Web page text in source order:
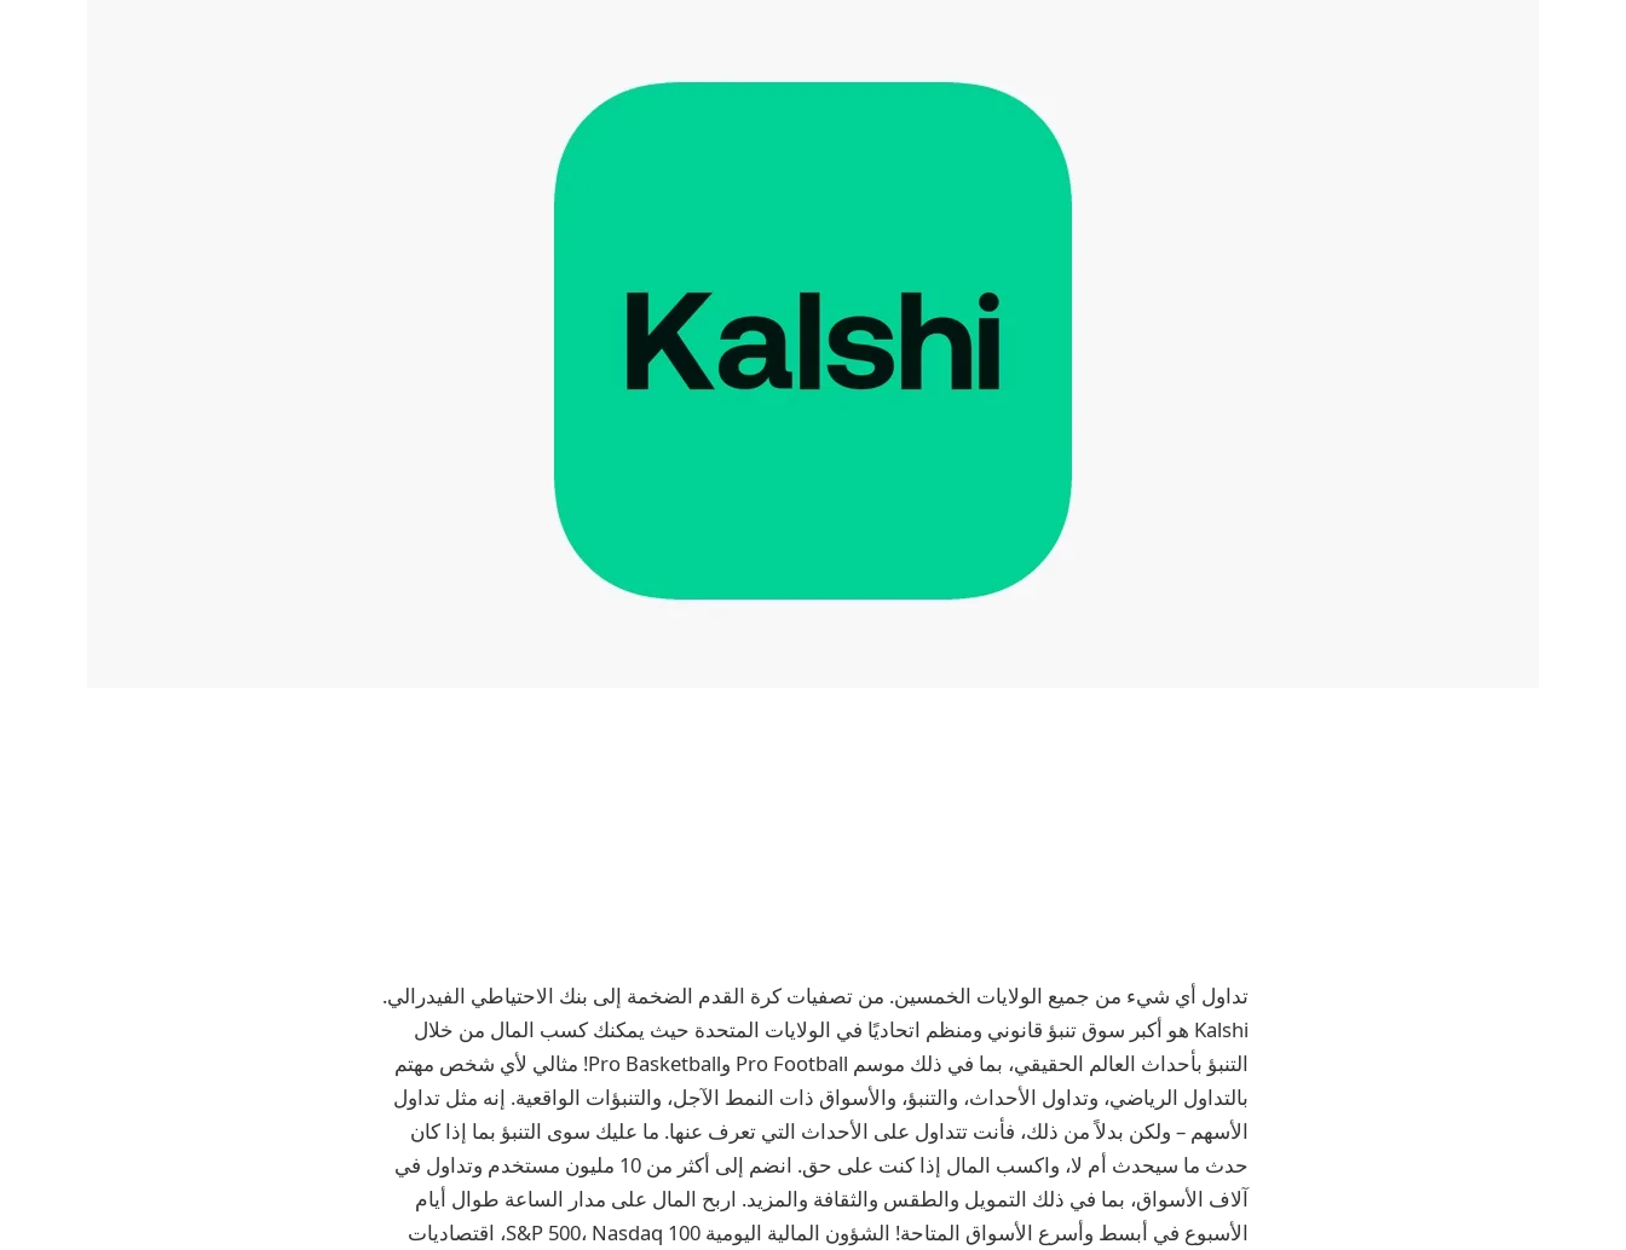
تداول أي شيء من جميع الولايات الخمسين. من تصفيات كرة القدم الضخمة إلى بنك الاحتياطي الفيدرالي.
Kalshi هو أكبر سوق تنبؤ قانوني ومنظم اتحاديًا في الولايات المتحدة حيث يمكنك كسب المال من خلال
التنبؤ بأحداث العالم الحقيقي، بما في ذلك موسم Pro Football وPro Basketball! مثالي لأي شخص مهتم
بالتداول الرياضي، وتداول الأحداث، والتنبؤ، والأسواق ذات النمط الآجل، والتنبؤات الواقعية. إنه مثل تداول
الأسهم – ولكن بدلاً من ذلك، فأنت تتداول على الأحداث التي تعرف عنها. ما عليك سوى التنبؤ بما إذا كان
حدث ما سيحدث أم لا، واكسب المال إذا كنت على حق. انضم إلى أكثر من 10 مليون مستخدم وتداول في
آلاف الأسواق، بما في ذلك التمويل والطقس والثقافة والمزيد. اربح المال على مدار الساعة طوال أيام
الأسبوع في أبسط وأسرع الأسواق المتاحة! الشؤون المالية اليومية S&P 500، Nasdaq 100، اقتصاديات